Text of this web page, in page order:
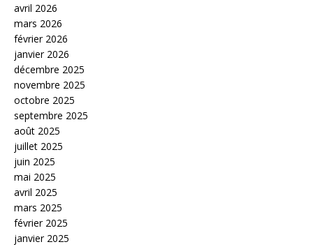
avril 2026
mars 2026
février 2026
janvier 2026
décembre 2025
novembre 2025
octobre 2025
septembre 2025
août 2025
juillet 2025
juin 2025
mai 2025
avril 2025
mars 2025
février 2025
janvier 2025